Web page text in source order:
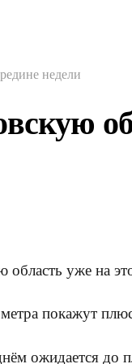
недели
область уже на
покажут
ожидается до